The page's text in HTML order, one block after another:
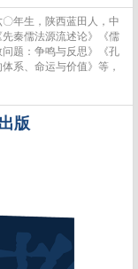
年生，陕西蓝田人，中
秦儒法源流述论》《儒
题：争鸣与反思》《孔
系、命运与价值》等，
版